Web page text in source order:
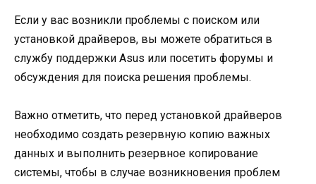
Если у вас возникли проблемы с поиском или
установкой драйверов, вы можете обратиться в
службу поддержки Asus или посетить форумы и
обсуждения для поиска решения проблемы.
Важно отметить, что перед установкой драйверов
необходимо создать резервную копию важных
данных и выполнить резервное копирование
системы, чтобы в случае возникновения проблем